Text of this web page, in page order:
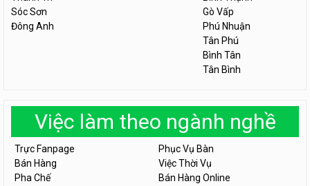
Sóc Sơn
Đông Anh
Gò Vấp
Phú Nhuận
Tân Phú
Bình Tân
Tân Bình
Việc làm theo ngành nghề
Trực Fanpage
Phục Vụ Bàn
Bán Hàng
Việc Thời Vụ
Pha Chế
Bán Hàng Online